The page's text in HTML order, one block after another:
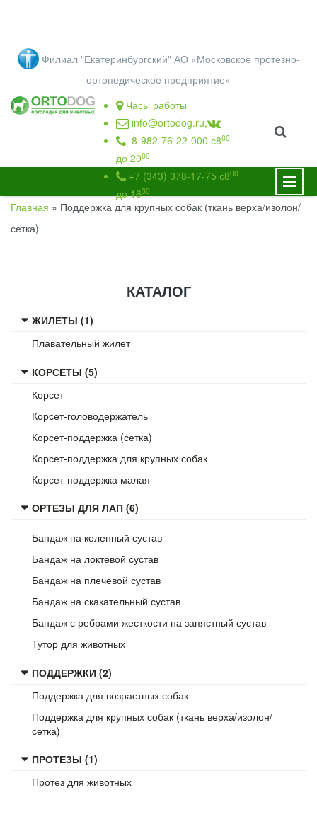
Филиал "Екатеринбургский" АО «Московское протезно-
ортопедическое предприятие»
Часы работы
info@ortodog.ru,
8-982-76-22-000 с800
до 2000
+7 (343) 378-17-75 с800
до 1630
ВЫ ЗДЕСЬ
Главная » Поддержка для крупных собак (ткань верха/изолон/
сетка)
КАТАЛОГ
ЖИЛЕТЫ (1)
Плавательный жилет
КОРСЕТЫ (5)
Корсет
Корсет-головодержатель
Корсет-поддержка (сетка)
Корсет-поддержка для крупных собак
Корсет-поддержка малая
ОРТЕЗЫ ДЛЯ ЛАП (6)
Бандаж на коленный сустав
Бандаж на локтевой сустав
Бандаж на плечевой сустав
Бандаж на скакательный сустав
Бандаж с ребрами жесткости на запястный сустав
Тутор для животных
ПОДДЕРЖКИ (2)
Поддержка для возрастных собак
Поддержка для крупных собак (ткань верха/изолон/
сетка)
ПРОТЕЗЫ (1)
Протез для животных